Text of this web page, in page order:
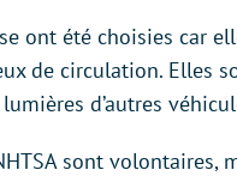
ont été choisies car
de circulation. Elles
d’autres
sont volontaires,